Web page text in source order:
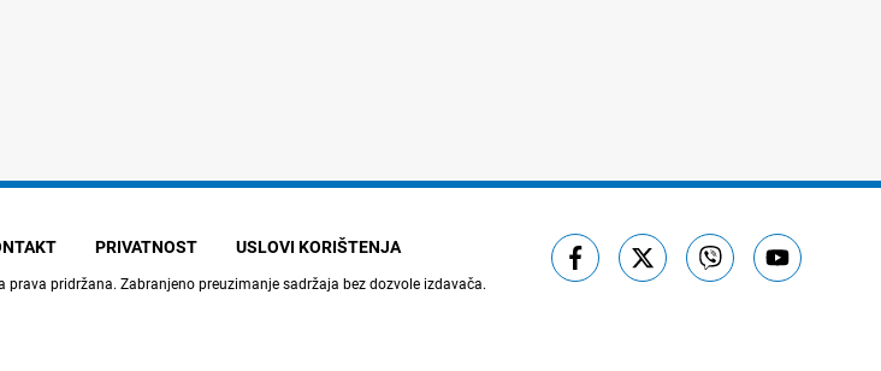
PRIVATNOST USLOVI KORIŠTENJA
prava pridržana. Zabranjeno preuzimanje sadržaja bez dozvole izdavača.